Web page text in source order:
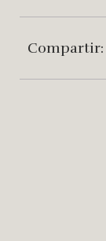
Compartir: